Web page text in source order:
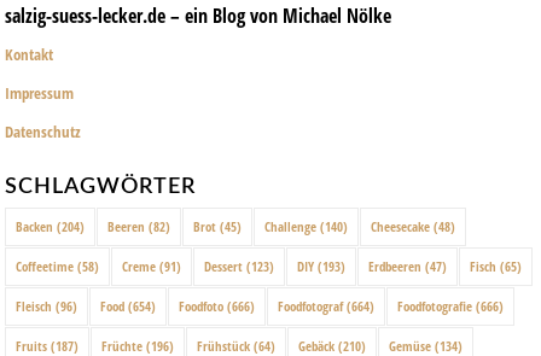
salzig-suess-lecker.de – ein Blog von Michael Nölke
Kontakt
Impressum
Datenschutz
SCHLAGWÖRTER
Backen (204) Beeren (82) Brot (45) Challenge (140) Cheesecake (48)
Coffeetime (58) Creme (91) Dessert (123) DIY (193) Erdbeeren (47) Fisch (65)
Fleisch (96) Food (654) Foodfoto (666) Foodfotograf(664) Foodfotografie (666)
Fruits (187) Früchte (196) Frühstück (64) Gebäck (210) Gemüse (134)